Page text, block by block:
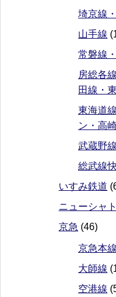
埼京線
山手線
常磐線
房総各
田線・
東海道
ン・高
武蔵野
総武線
いすみ鉄道
ニューシャ
京急 (46)
京急本線
大師線
空港線